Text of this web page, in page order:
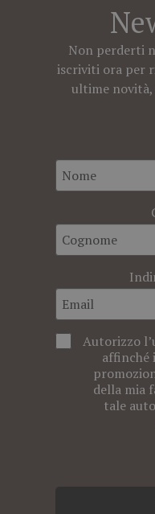
Non perderti
iscriviti ora per
ultime
Autorizzo
affinché
della mia
tale